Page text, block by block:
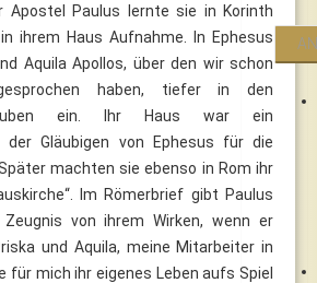
Apostel Paulus lernte sie in Korinth
ihrem Haus Aufnahme. In Ephesus
Aquila Apollos, über den wir schon
haben, tiefer in den
ein. Ihr Haus war ein
der Gläubigen von Ephesus für die
machten sie ebenso in Rom ihr
Im Römerbrief gibt Paulus
von ihrem Wirken, wenn er
und Aquila, meine Mitarbeiter in
für mich ihr eigenes Leben aufs Spiel